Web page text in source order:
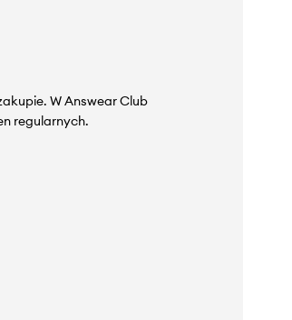
W Answear Club
regularnych.